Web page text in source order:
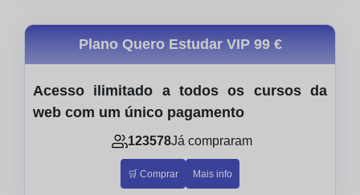
Plano Quero Estudar VIP 99 €
Acesso ilimitado a todos os cursos da
web com um único pagamento
123578Já compraram
🛒 Comprar Mais info